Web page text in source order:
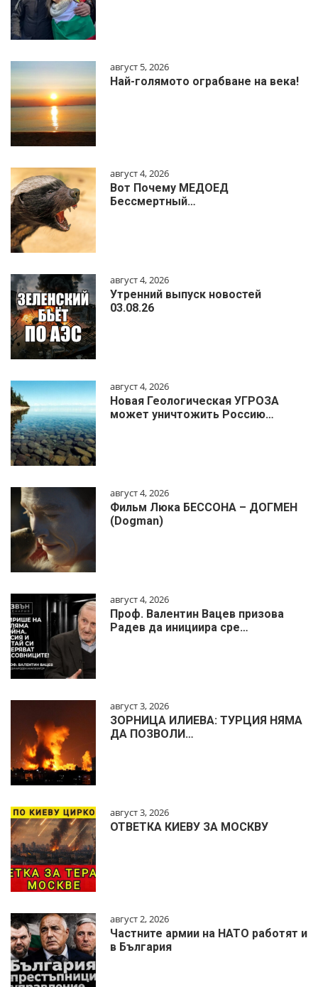
август 5, 2026
Най-голямото ограбване на века!
август 4, 2026
Вот Почему МЕДОЕД
Бессмертный…
август 4, 2026
Утренний выпуск новостей
03.08.26
август 4, 2026
Новая Геологическая УГРОЗА
может уничтожить Россию…
август 4, 2026
Фильм Люка БЕССОНА – ДОГМЕН
(Dogman)
август 4, 2026
Проф. Валентин Вацев призова
Радев да инициира сре…
август 3, 2026
ЗОРНИЦА ИЛИЕВА: ТУРЦИЯ НЯМА
ДА ПОЗВОЛИ…
август 3, 2026
ОТВЕТКА КИЕВУ ЗА МОСКВУ
август 2, 2026
Частните армии на НАТО работят и
в България